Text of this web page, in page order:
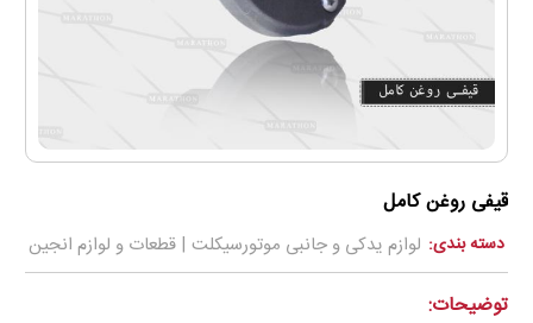
قيفی روغن كامل
دسته بندی: لوازم یدکی و جانبی موتورسیکلت | قطعات و لوازم انجین
توضیحات: